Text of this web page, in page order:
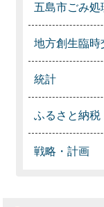
五島市ごみ
地方創生臨時
統計
ふるさと納税
戦略・計画